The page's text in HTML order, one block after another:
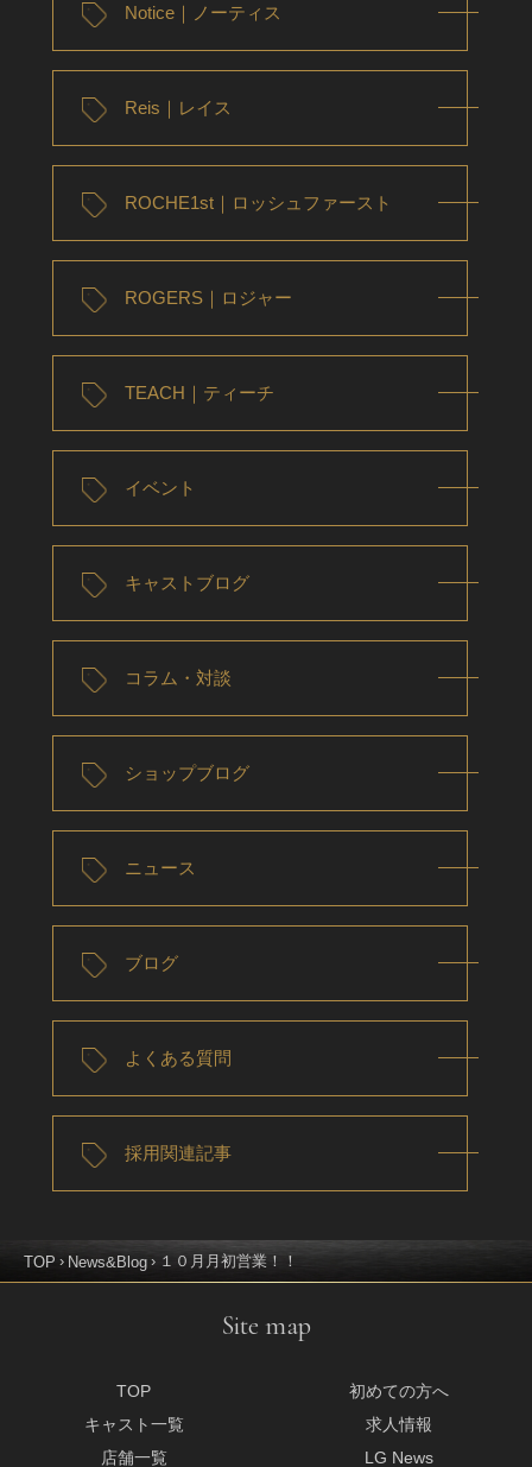
Notice｜ノーティス
Reis｜レイス
ROCHE1st｜ロッシュファースト
ROGERS｜ロジャー
TEACH｜ティーチ
イベント
キャストブログ
コラム・対談
ショップブログ
ニュース
ブログ
よくある質問
採用関連記事
TOP News&Blog １０月月初営業！！
Site map
TOP
キャスト一覧
店舗一覧
初めての方へ
求人情報
LG News